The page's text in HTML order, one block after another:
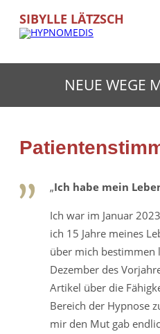
SIBYLLE LÄTZSCH
NEUE WEGE
„Ich habe mein
Ich war im Januar
ich 15 Jahre meines
über mich bestimmen
Dezember des
Artikel über die
Bereich der Hypnose
mir den Mut gab